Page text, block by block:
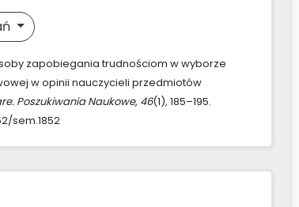
zapobiegania trudnościom w wyborze
w opinii nauczycieli przedmiotów
Poszukiwania Naukowe, 46(1), 185–195.
sem.1852